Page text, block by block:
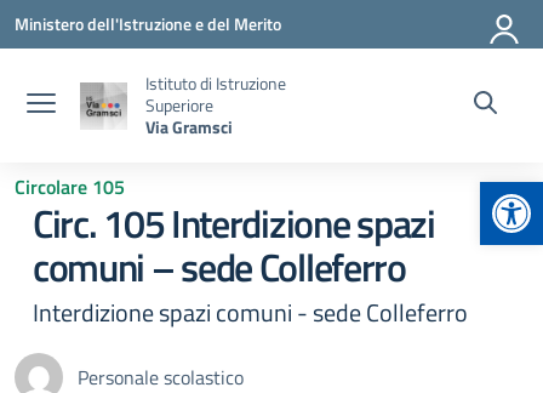
Vai ai contenuti
Vai al menu di navigazione
Vai al footer
Ministero dell'Istruzione e del Merito
Istituto di Istruzione
Superiore
Via Gramsci
Circolare 105
Circ. 105 Interdizione spazi
comuni – sede Colleferro
Interdizione spazi comuni - sede Colleferro
Personale scolastico